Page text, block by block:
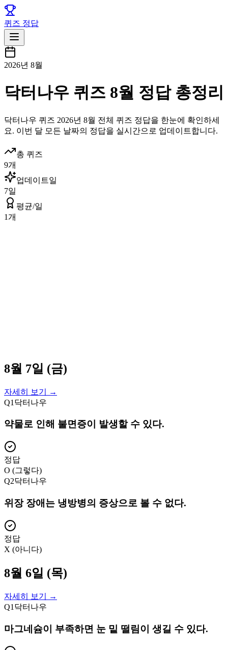
퀴즈 정답
2026년 8월
닥터나우 퀴즈 8월 정답 총정리
닥터나우 퀴즈 2026년 8월 전체 퀴즈 정답을 한눈에 확인하세
요. 이번 달 모든 날짜의 정답을 실시간으로 업데이트합니다.
총 퀴즈
9개
업데이트일
7일
평균/일
1개
8월 7일 (금)
자세히 보기 →
Q1 닥터나우
약물로 인해 불면증이 발생할 수 있다.
정답
O (그렇다)
Q2닥터나우
위장 장애는 냉방병의 증상으로 볼 수 없다.
정답
X (아니다)
8월 6일 (목)
자세히 보기 →
Q1 닥터나우
마그네슘이 부족하면 눈 밑 떨림이 생길 수 있다.